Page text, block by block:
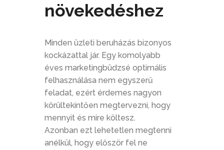
növekedéshez
Minden üzleti beruházás bizonyos
kockázattal jár. Egy komolyabb
éves marketingbüdzsé optimális
felhasználása nem egyszerű
feladat, ezért érdemes nagyon
körültekintően megtervezni, hogy
mennyit és mire költesz.
Azonban ezt lehetetlen megtenni
anélkül, hogy először fel ne